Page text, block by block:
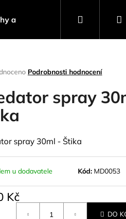
a návnady Stojany a
Hledat
Podrobnosti hodnocení
spray
spray 30ml - Štika
u dodavatele Kód: MD0053
Kč
DO